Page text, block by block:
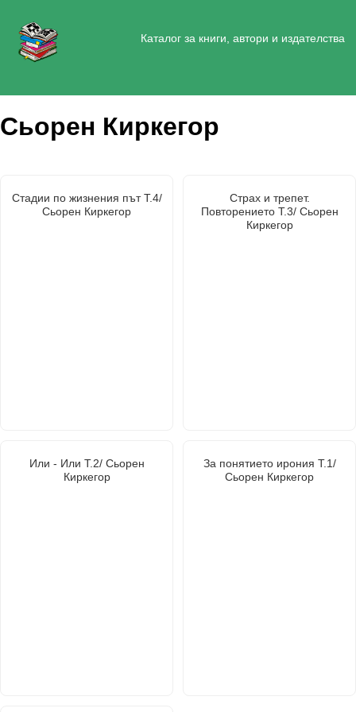
Каталог за книги, автори и издателства
Сьорен Киркегор
Стадии по жизнения път Т.4/
Сьорен Киркегор
Страх и трепет.
Повторението Т.3/ Сьорен
Киркегор
Или - Или Т.2/ Сьорен
Киркегор
За понятието ирония Т.1/
Сьорен Киркегор